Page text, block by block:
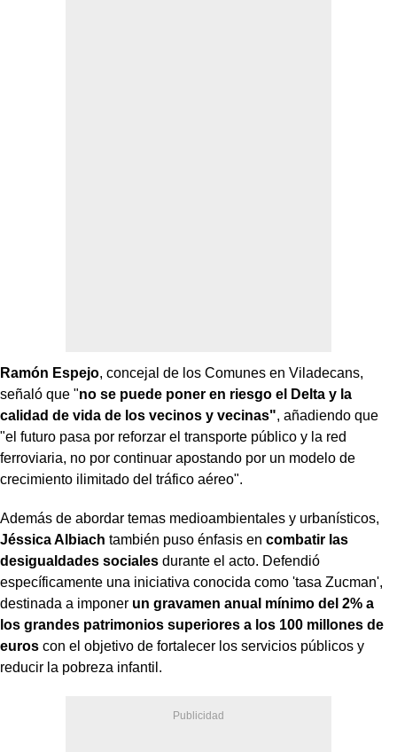
Ramón Espejo, concejal de los Comunes en Viladecans,
señaló que "no se puede poner en riesgo el Delta y la
calidad de vida de los vecinos y vecinas", añadiendo que
"el futuro pasa por reforzar el transporte público y la red
ferroviaria, no por continuar apostando por un modelo de
crecimiento ilimitado del tráfico aéreo".
Además de abordar temas medioambientales y urbanísticos,
Jéssica Albiach también puso énfasis en combatir las
desigualdades sociales durante el acto. Defendió
específicamente una iniciativa conocida como 'tasa Zucman',
destinada a imponer un gravamen anual mínimo del 2% a
los grandes patrimonios superiores a los 100 millones de
euros con el objetivo de fortalecer los servicios públicos y
reducir la pobreza infantil.